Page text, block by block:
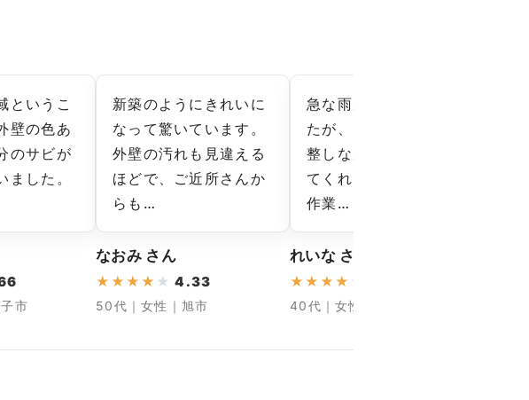
というこ
壁の色あ
のサビが
ました。
市
新築のようにきれいに
なって驚いています。
外壁の汚れも見違える
ほどで、ご近所さんか
らも…
なおみ さん
★ ★ ★ ★ ★ 4.33
50代｜女性｜旭市
急な雨が多い時期でし
たが、日程をうまく調
整しながら工事を進め
てくれました。無理な
作業…
れいな さん
★ ★ ★ ★ ★
40代｜女性｜銚子市